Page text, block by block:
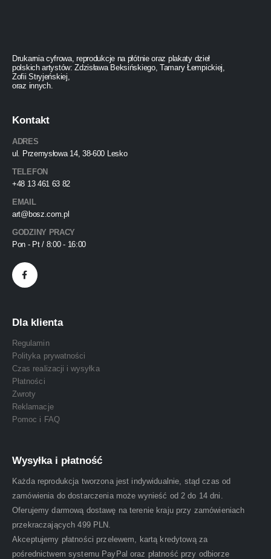
Drukarnia cyfrowa, reprodukcje na płótnie oraz plakaty dzieł
polskich artystów: Zdzisława Beksińskiego, Tamary Łempickiej,
Zofii Stryjeńskiej,
oraz innych.
Kontakt
ADRES
ul. Przemysłowa 14, 38-600 Lesko
TELEFON
+48 13 461 63 82
EMAIL
art@bosz.com.pl
GODZINY PRACY
Pon - Pt / 8:00 - 16:00
Dla klienta
Regulamin
Polityka prywatności
Czas realizacji i wysyłka
Płatności
Zwroty
Reklamacje
Pomoc i FAQ
Wysyłka i płatność
Każda reprodukcja tworzona jest indywidualnie, stąd czas od
zamówienia do dostarczenia może wynieść od 2 do 14 dni.
Oferujemy darmową dostawę na terenie kraju przy zamówieniach
przekraczających 499 PLN.
Akceptujemy płatności przelewem, kartą kredytową za
pośrednictwem systemu PayPal oraz płatność przy odbiorze